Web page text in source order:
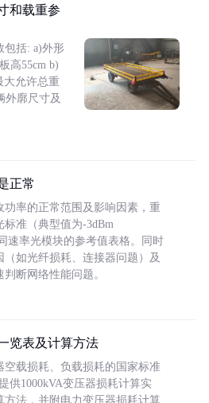
和载重参
包括: a)外形
高55cm b)
大允许总重
外廓尺寸及
正常
功率的正常范围及影响因素，重
标准（典型值为-3dBm
速率光模块的参考值表格。同时
如光纤损耗、连接器问题）及
断网络性能问题。
览表及计算方法
空载损耗、负载损耗的国家标准
供1000kVA变压器损耗计算实
方法，并附电力变压器损耗计算